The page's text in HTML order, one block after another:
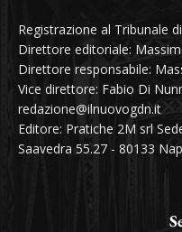
Registrazione al Tribunale
Direttore editoriale:
Direttore responsabile:
Vice direttore: Fabio Di
redazione@ilnuovogdn.it
Editore: Pratiche 2M srl
Saavedra 55.27 - 80133